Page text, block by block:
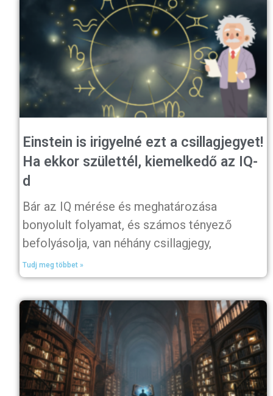
Einstein is irigyelné ezt a csillagjegyet!
Ha ekkor születtél, kiemelkedő az IQ-
d
Bár az IQ mérése és meghatározása
bonyolult folyamat, és számos tényező
befolyásolja, van néhány csillagjegy,
Tudj meg többet »